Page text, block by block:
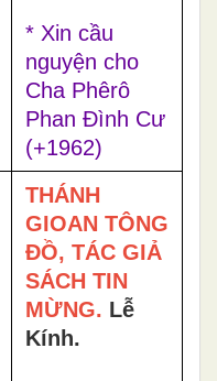
* Xin cầu
nguyện cho
Cha Phêrô
Phan Đình Cư
(+1962)
THÁNH
GIOAN TÔNG
ĐỒ, TÁC GIẢ
SÁCH TIN
MỪNG. Lễ
Kính.